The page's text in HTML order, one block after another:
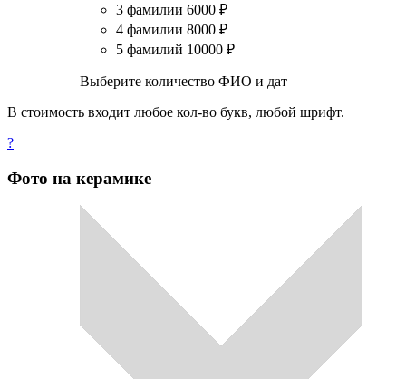
3 фамилии 6000 ₽
4 фамилии 8000 ₽
5 фамилий 10000 ₽
Выберите количество ФИО и дат
В стоимость входит любое кол-во букв, любой шрифт.
?
Фото на керамике